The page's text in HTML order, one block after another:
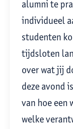
alumni te
individueel
studenten
tijdsloten
over wat jij
deze avond
van hoe een
welke